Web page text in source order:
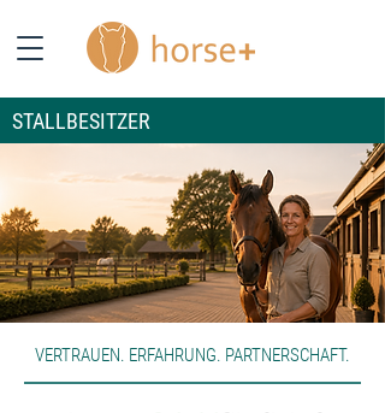
STALLBESITZER
VERTRAUEN. ERFAHRUNG. PARTNERSCHAFT.